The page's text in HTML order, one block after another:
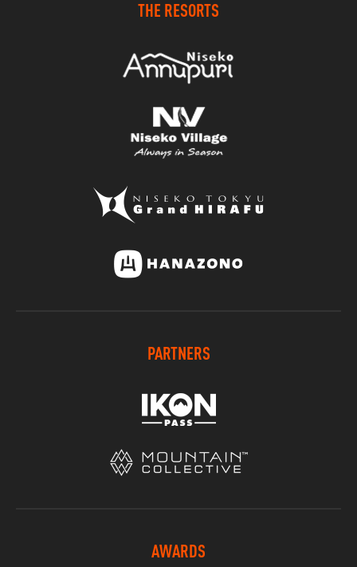
THE RESORTS
PARTNERS
AWARDS